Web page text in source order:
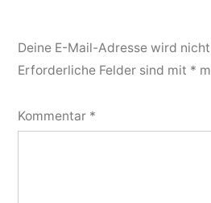
Deine E-Mail-Adresse wird
Erforderliche Felder sind mit *
Kommentar *